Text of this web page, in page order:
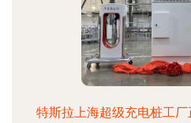
特斯拉上海超级充电桩工